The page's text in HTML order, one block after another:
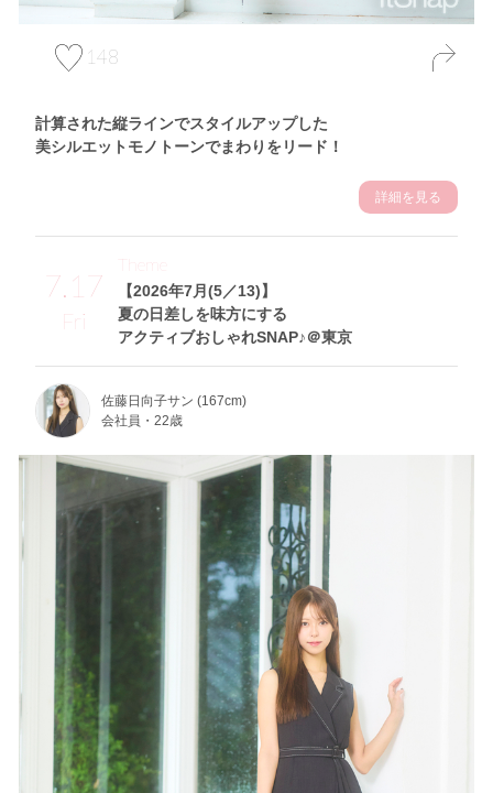
148
計算された縦ラインでスタイルアップした
美シルエットモノトーンでまわりをリード！
詳細を見る
7.17
Fri
【2026年7月(5／13)】
夏の日差しを味方にする
アクティブおしゃれSNAP♪＠東京
Theme
佐藤日向子サン (167cm)
会社員・22歳